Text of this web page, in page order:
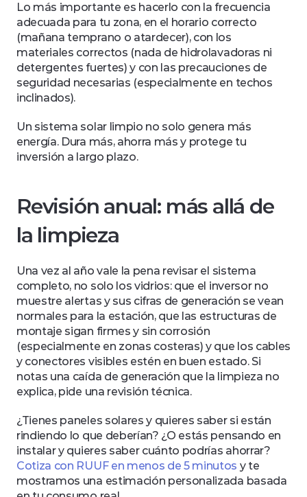
Lo más importante es hacerlo con la frecuencia
adecuada para tu zona, en el horario correcto
(mañana temprano o atardecer), con los
materiales correctos (nada de hidrolavadoras ni
detergentes fuertes) y con las precauciones de
seguridad necesarias (especialmente en techos
inclinados).
Un sistema solar limpio no solo genera más
energía. Dura más, ahorra más y protege tu
inversión a largo plazo.
Revisión anual: más allá de
la limpieza
Una vez al año vale la pena revisar el sistema
completo, no solo los vidrios: que el inversor no
muestre alertas y sus cifras de generación se vean
normales para la estación, que las estructuras de
montaje sigan firmes y sin corrosión
(especialmente en zonas costeras) y que los cables
y conectores visibles estén en buen estado. Si
notas una caída de generación que la limpieza no
explica, pide una revisión técnica.
¿Tienes paneles solares y quieres saber si están
rindiendo lo que deberían? ¿O estás pensando en
Cotiza con RUUF en menos de 5 minutos y te
mostramos una estimación personalizada basada